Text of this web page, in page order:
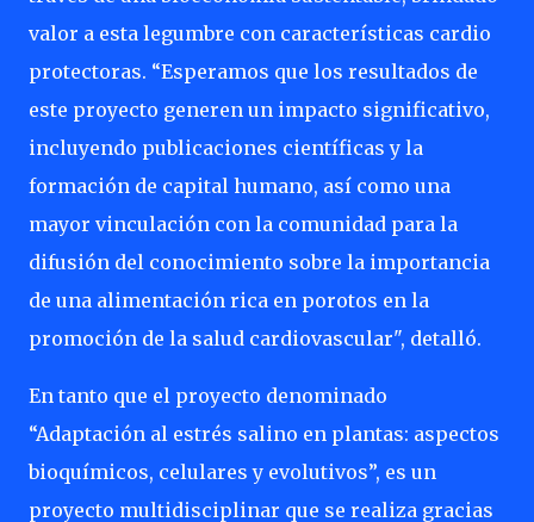
valor a esta legumbre con características cardio
protectoras. “Esperamos que los resultados de
este proyecto generen un impacto significativo,
incluyendo publicaciones científicas y la
formación de capital humano, así como una
mayor vinculación con la comunidad para la
difusión del conocimiento sobre la importancia
de una alimentación rica en porotos en la
promoción de la salud cardiovascular", detalló.
En tanto que el proyecto denominado
“Adaptación al estrés salino en plantas: aspectos
bioquímicos, celulares y evolutivos”, es un
proyecto multidisciplinar que se realiza gracias